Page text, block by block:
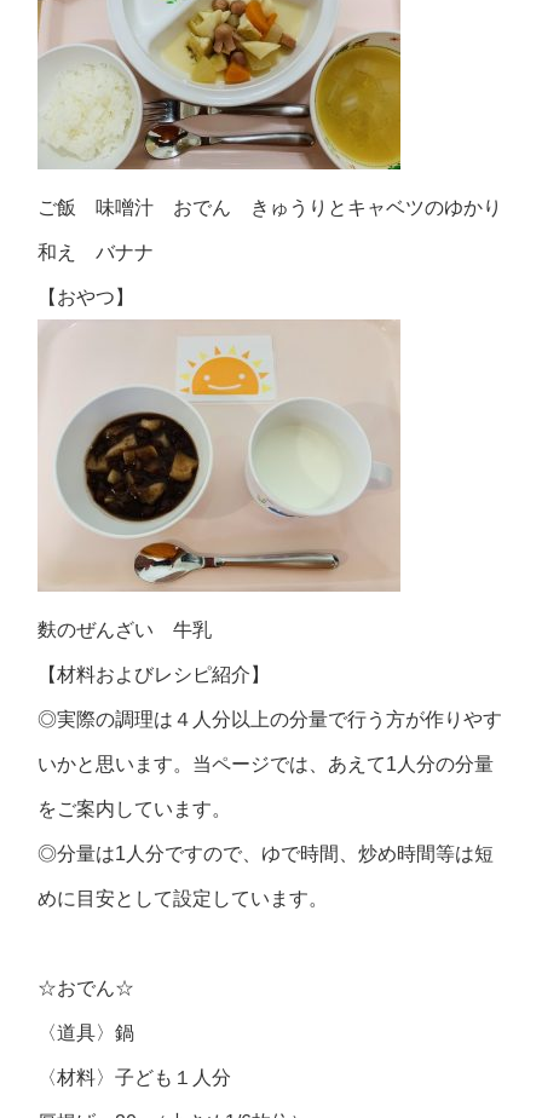
ご飯 味噌汁 おでん きゅうりとキャベツのゆかり
和え バナナ
【おやつ】
麩のぜんざい 牛乳
【材料およびレシピ紹介】
◎実際の調理は４人分以上の分量で行う方が作りやす
いかと思います。当ページでは、あえて1人分の分量
をご案内しています。
◎分量は1人分ですので、ゆで時間、炒め時間等は短
めに目安として設定しています。
☆おでん☆
〈道具〉鍋
〈材料〉子ども１人分